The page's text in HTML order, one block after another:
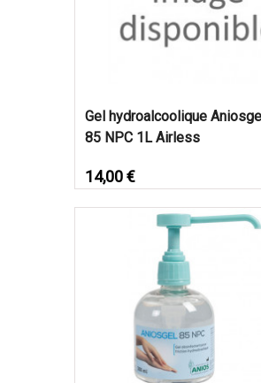
Gel hydroalcoolique Aniosgel
85 NPC 1L Airless
Prix
14,00 €